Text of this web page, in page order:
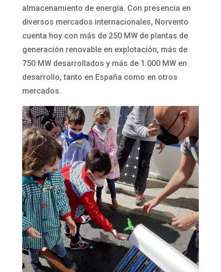
almacenamiento de energía. Con presencia en
diversos mercados internacionales, Norvento
cuenta hoy con más de 250 MW de plantas de
generación renovable en explotación, más de
750 MW desarrollados y más de 1.000 MW en
desarrollo, tanto en España como en otros
mercados.